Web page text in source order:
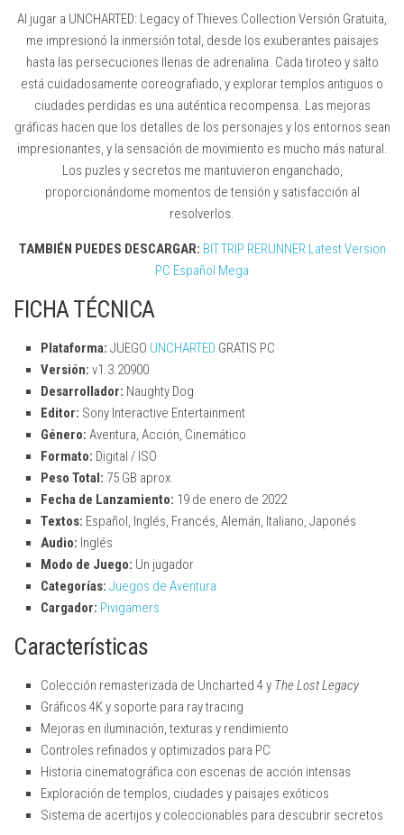
Al jugar a UNCHARTED: Legacy of Thieves Collection Versión Gratuita,
me impresionó la inmersión total, desde los exuberantes paisajes
hasta las persecuciones llenas de adrenalina. Cada tiroteo y salto
está cuidadosamente coreografiado, y explorar templos antiguos o
ciudades perdidas es una auténtica recompensa. Las mejoras
gráficas hacen que los detalles de los personajes y los entornos sean
impresionantes, y la sensación de movimiento es mucho más natural.
Los puzles y secretos me mantuvieron enganchado,
proporcionándome momentos de tensión y satisfacción al
resolverlos.
TAMBIÉN PUEDES DESCARGAR: BIT.TRIP RERUNNER Latest Version
PC Español Mega
FICHA TÉCNICA
Plataforma: JUEGO UNCHARTED GRATIS PC
Versión: v1.3.20900
Desarrollador: Naughty Dog
Editor: Sony Interactive Entertainment
Género: Aventura, Acción, Cinemático
Formato: Digital / ISO
Peso Total: 75 GB aprox.
Fecha de Lanzamiento: 19 de enero de 2022
Textos: Español, Inglés, Francés, Alemán, Italiano, Japonés
Audio: Inglés
Modo de Juego: Un jugador
Categorías: Juegos de Aventura
Cargador: Pivigamers
Características
Colección remasterizada de Uncharted 4 y The Lost Legacy
Gráficos 4K y soporte para ray tracing
Mejoras en iluminación, texturas y rendimiento
Controles refinados y optimizados para PC
Historia cinematográfica con escenas de acción intensas
Exploración de templos, ciudades y paisajes exóticos
Sistema de acertijos y coleccionables para descubrir secretos